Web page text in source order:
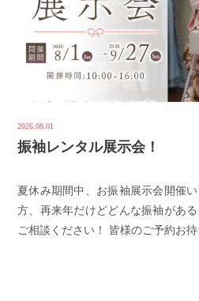
2026.08.01
振袖レンタル展示会！
夏休み期間中、お振袖展示会開催
方、再来年だけどどんな振袖があ
ご相談ください！ 皆様のご予約お待